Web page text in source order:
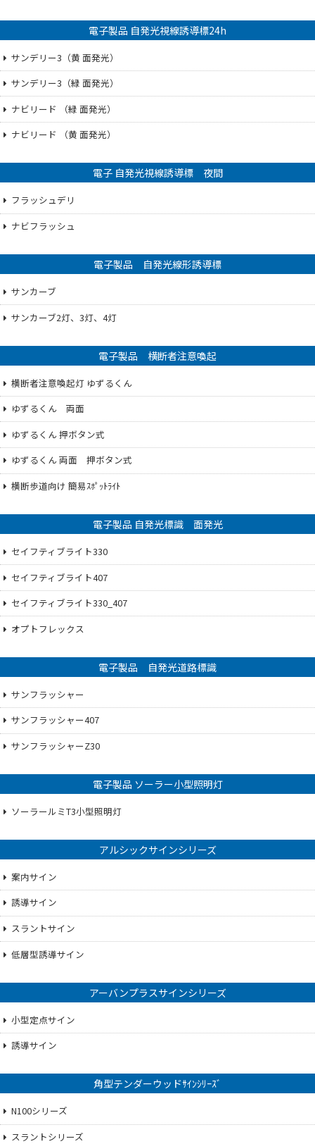
電子製品 自発光視線誘導標24h
サンデリー3（黄 面発光）
サンデリー3（緑 面発光）
ナビリード （緑 面発光）
ナビリード （黄 面発光）
電子 自発光視線誘導標 夜間
フラッシュデリ
ナビフラッシュ
電子製品 自発光線形誘導標
サンカーブ
サンカーブ2灯、3灯、4灯
電子製品 横断者注意喚起
横断者注意喚起灯 ゆずるくん
ゆずるくん 両面
ゆずるくん 押ボタン式
ゆずるくん 両面 押ボタン式
横断歩道向け 簡易ｽﾎﾟｯﾄﾗｲﾄ
電子製品 自発光標識 面発光
セイフティブライト330
セイフティブライト407
セイフティブライト330_407
オプトフレックス
電子製品 自発光道路標識
サンフラッシャー
サンフラッシャー407
サンフラッシャーZ30
電子製品 ソーラー小型照明灯
ソーラールミT3小型照明灯
アルシックサインシリーズ
案内サイン
誘導サイン
スラントサイン
低層型誘導サイン
アーバンプラスサインシリーズ
小型定点サイン
誘導サイン
角型テンダーウッドｻｲﾝｼﾘｰｽﾞ
N100シリーズ
スラントシリーズ